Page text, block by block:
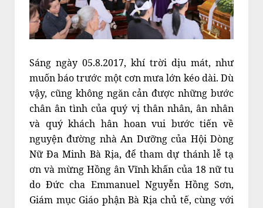
Sáng ngày 05.8.2017, khí trời dịu mát, như
muốn báo trước một cơn mưa lớn kéo dài. Dù
vậy, cũng không ngăn cản được những bước
chân ân tình của quý vị thân nhân, ân nhân
và quý khách hân hoan vui bước tiến về
nguyện đường nhà An Dưỡng của Hội Dòng
Nữ Đa Minh Bà Rịa, để tham dự thánh lễ tạ
ơn và mừng Hồng ân Vĩnh khấn của 18 nữ tu
do Đức cha Emmanuel Nguyễn Hồng Sơn,
Giám mục Giáo phận Bà Rịa chủ tế, cùng với